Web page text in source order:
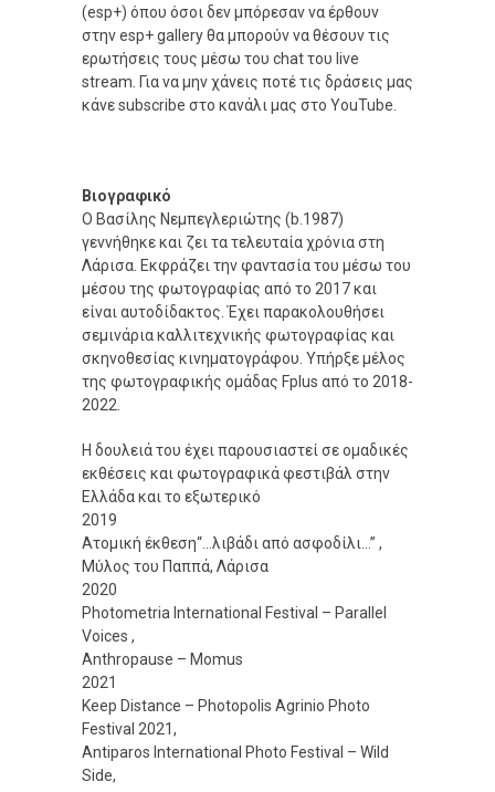
(esp+) όπου όσοι δεν μπόρεσαν να έρθουν
στην esp+ gallery θα μπορούν να θέσουν τις
ερωτήσεις τους μέσω του chat του live
stream. Για να μην χάνεις ποτέ τις δράσεις μας
κάνε subscribe στο κανάλι μας στο YouTube.
Βιογραφικό
Ο Βασίλης Νεμπεγλεριώτης (b.1987)
γεννήθηκε και ζει τα τελευταία χρόνια στη
Λάρισα. Εκφράζει την φαντασία του μέσω του
μέσου της φωτογραφίας από το 2017 και
είναι αυτοδίδακτος. Έχει παρακολουθήσει
σεμινάρια καλλιτεχνικής φωτογραφίας και
σκηνοθεσίας κινηματογράφου. Υπήρξε μέλος
της φωτογραφικής ομάδας Fplus από το 2018-
2022.
Η δουλειά του έχει παρουσιαστεί σε ομαδικές
εκθέσεις και φωτογραφικά φεστιβάλ στην
Ελλάδα και το εξωτερικό
2019
Ατομική έκθεση“…λιβάδι από ασφοδίλι…” ,
Μύλος του Παππά, Λάρισα
2020
Photometria International Festival – Parallel
Voices ,
Anthropause – Momus
2021
Keep Distance – Photopolis Agrinio Photo
Festival 2021,
Antiparos International Photo Festival – Wild
Side,